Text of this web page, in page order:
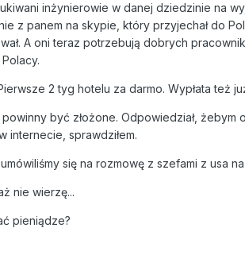
inżynierowie w danej dziedzinie na
z panem na skypie, który przyjechał do
A oni teraz potrzebują dobrych
2 tyg hotelu za darmo. Wypłata też
być złożone. Odpowiedział, żebym
internecie, sprawdziłem.
się na rozmowę z szefami z usa
nie wierzę...
pieniądze?